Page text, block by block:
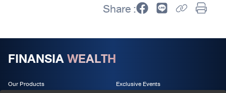
Share :
FINANSIAWEALTH
Our Products Exclusive Events